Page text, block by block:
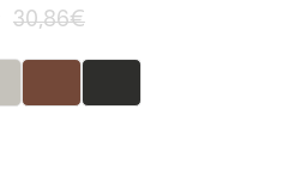
30,86€